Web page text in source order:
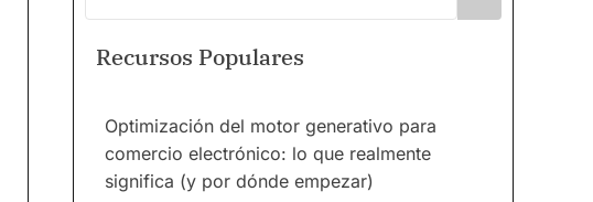
Recursos Populares
Optimización del motor generativo para
comercio electrónico: lo que realmente
significa (y por dónde empezar)